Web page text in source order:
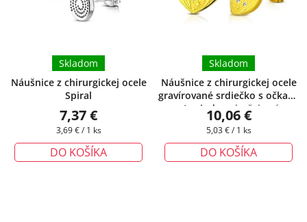
Náušnice z chirurgickej ocele
Spiral
Skladom
7,37 €
Jednotková
3,69 € / 1 ks
DO KOŠÍKA
Náušnice z chirurgickej ocele
gravírované srdiečko s očkami
- Lucinda + darčeková
krabička zadarmo
Skladom
10,06 €
Jednotková
5,03 € / 1 ks
DO KOŠÍKA